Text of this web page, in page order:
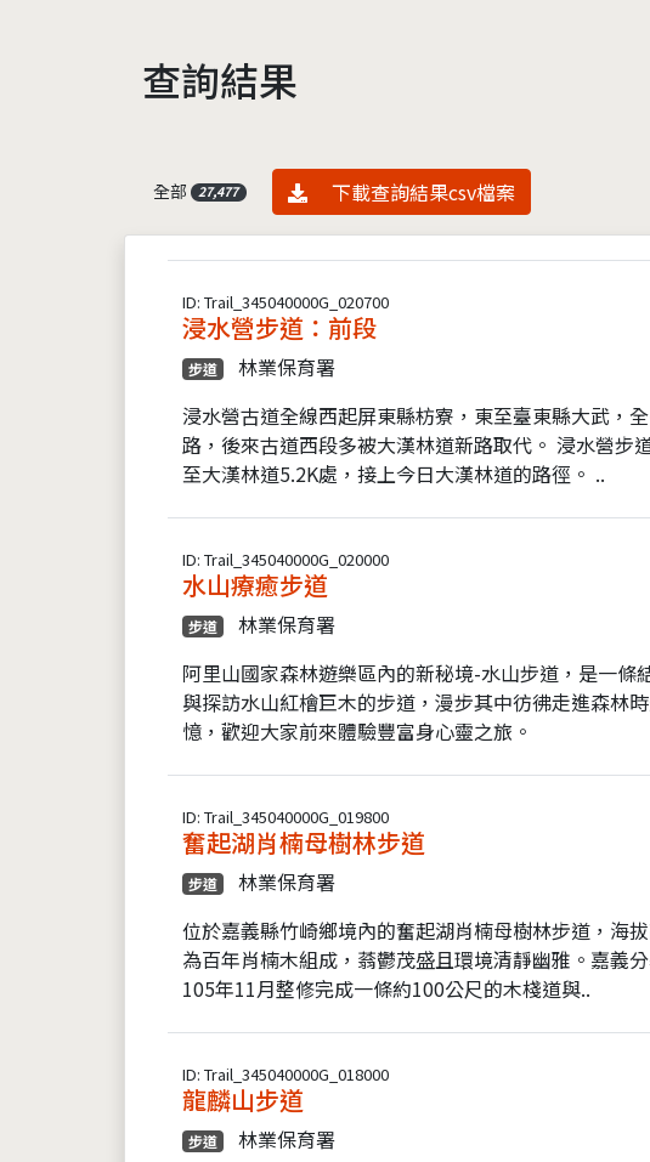
查詢結果
全部 27,477 資料下載
下載查詢結果csv檔案
ID: Trail_345040000G_020700
浸水營步道：前段
步道
林業保育署
浸水營古道全線西起屏東縣枋寮，東至臺東縣大武，
路，後來古道西段多被大漢林道新路取代。 浸水營步
至大漢林道5.2K處，接上今日大漢林道的路徑。 ..
ID: Trail_345040000G_020000
水山療癒步道
步道
林業保育署
阿里山國家森林遊樂區內的新秘境-水山步道，是一條
與探訪水山紅檜巨木的步道，漫步其中彷彿走進森林
憶，歡迎大家前來體驗豐富身心靈之旅。
ID: Trail_345040000G_019800
奮起湖肖楠母樹林步道
步道
林業保育署
位於嘉義縣竹崎鄉境內的奮起湖肖楠母樹林步道，海
為百年肖楠木組成，蓊鬱茂盛且環境清靜幽雅。嘉義
105年11月整修完成一條約100公尺的木棧道與..
ID: Trail_345040000G_018000
龍麟山步道
步道
林業保育署